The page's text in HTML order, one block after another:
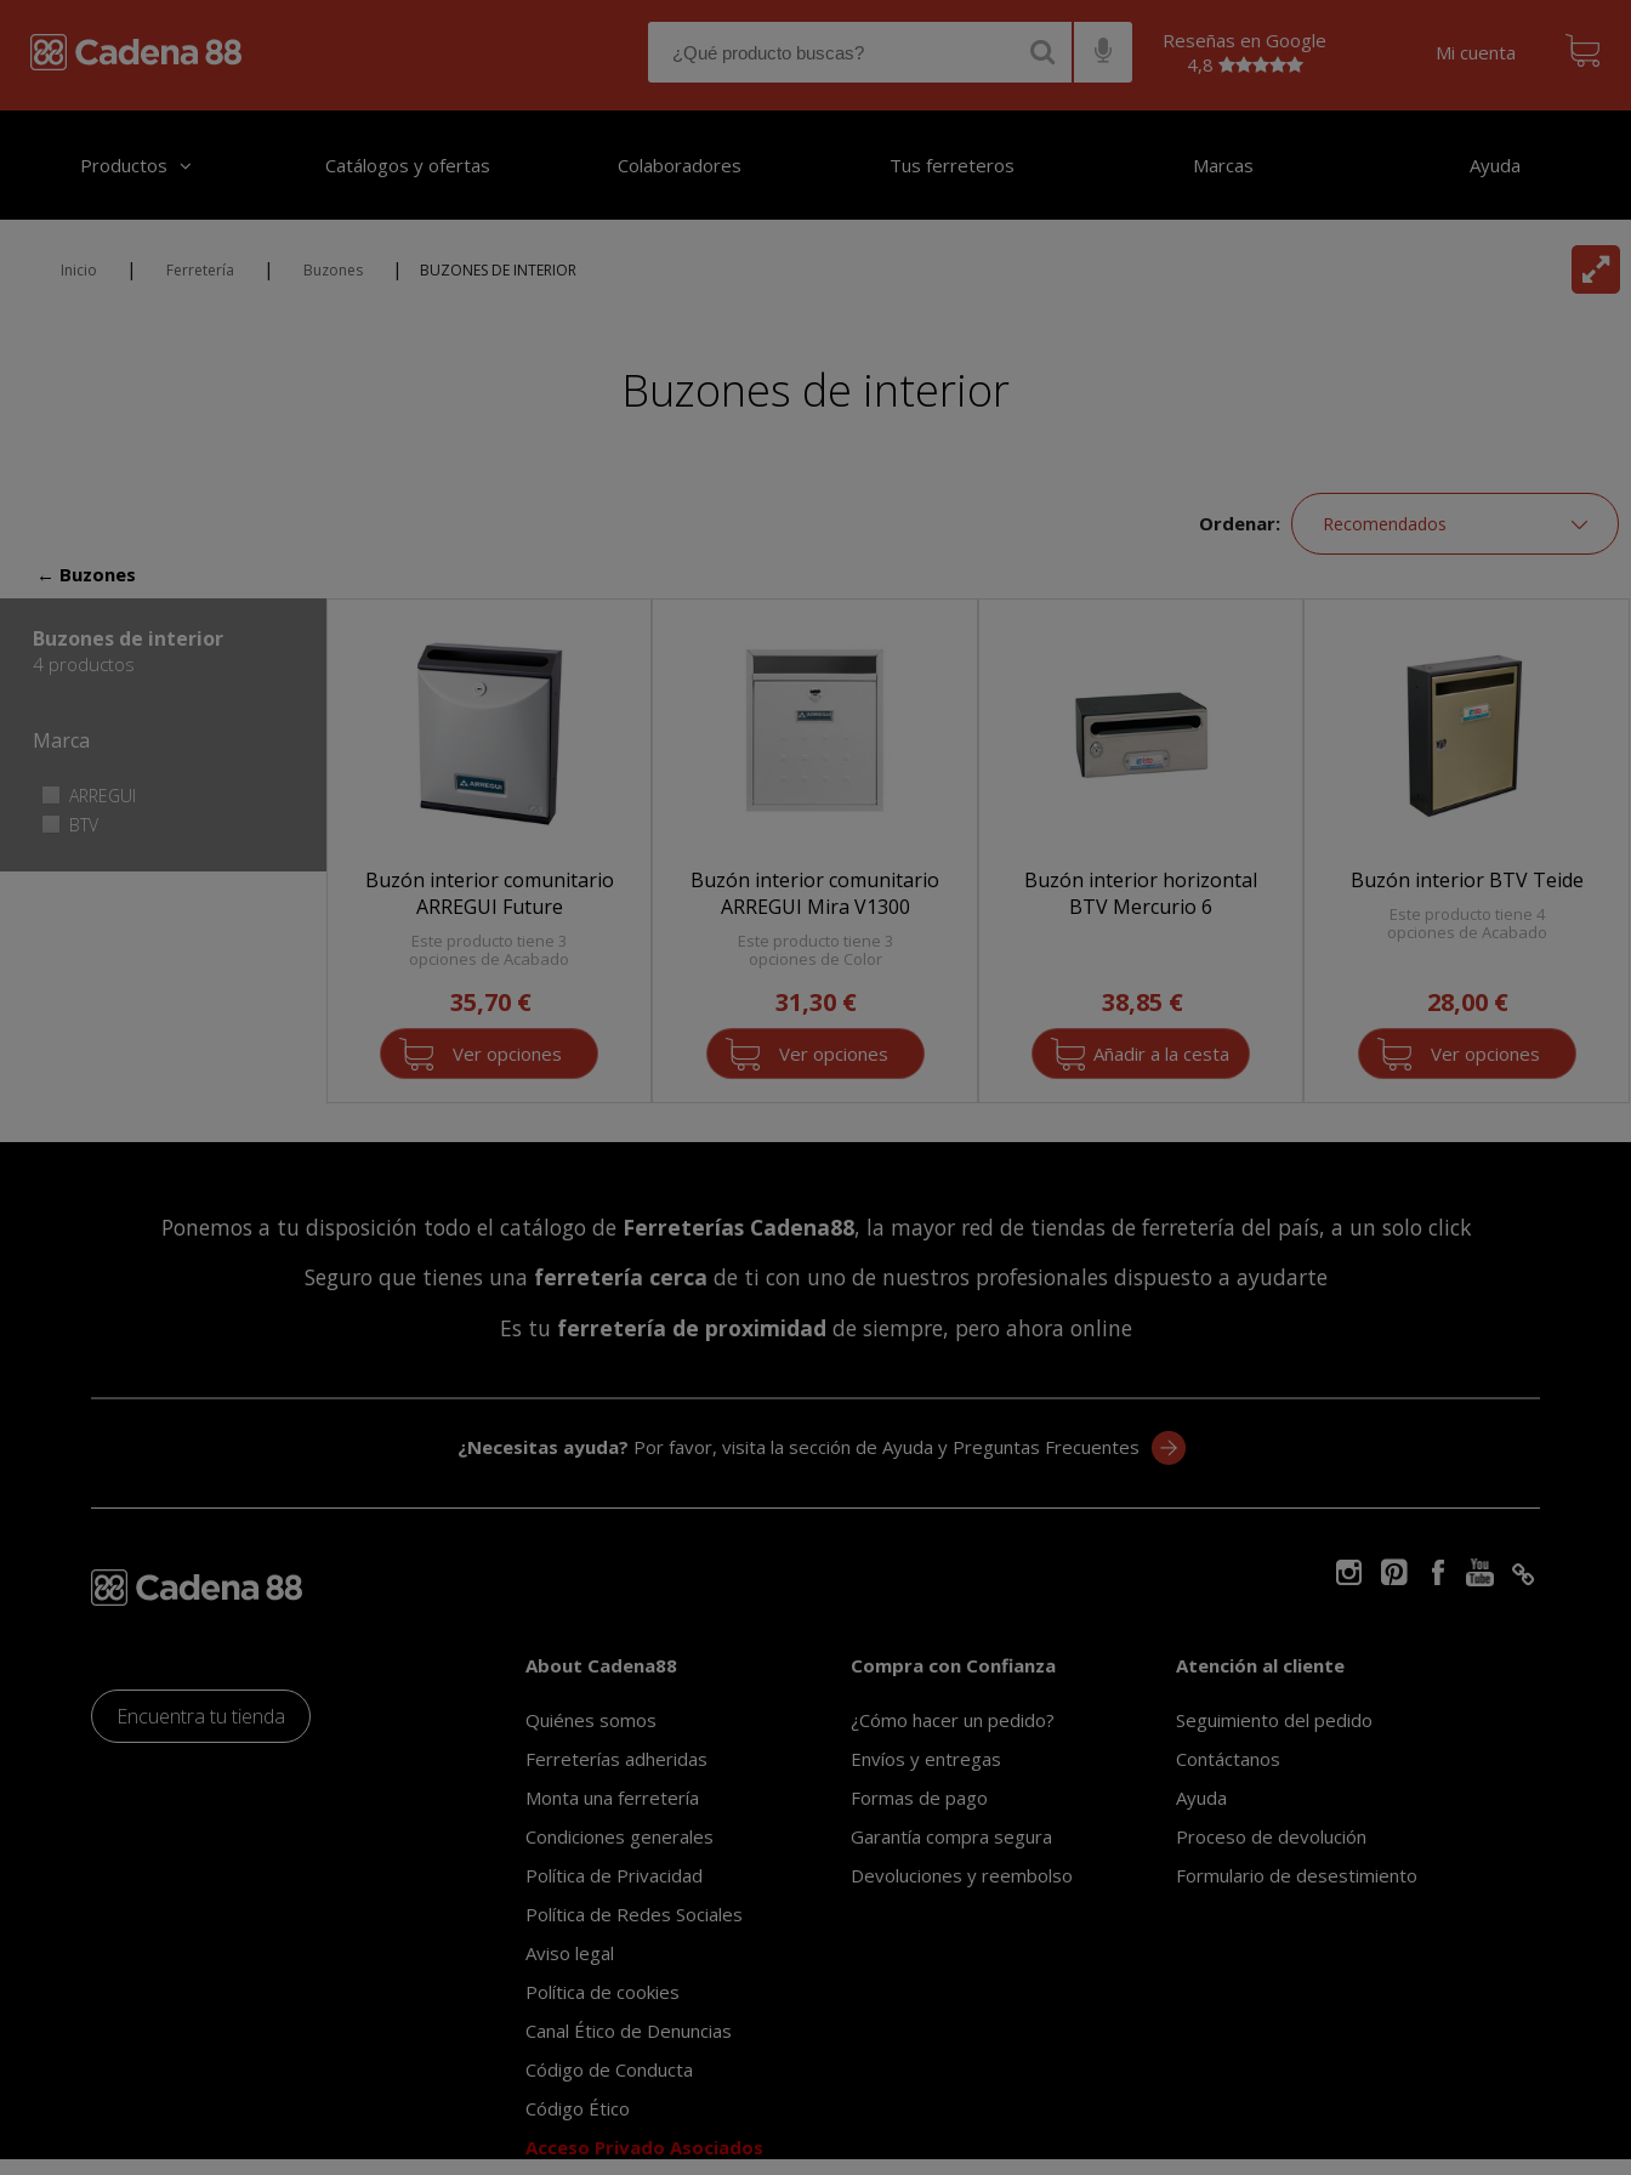
Reseñas en Google
4,8
Mi cuenta
Productos Catálogos y ofertas Colaboradores Tus ferreteros Marcas Ayuda
Inicio | Ferretería | Buzones | BUZONES DE INTERIOR
Buzones de interior
Ordenar:
← Buzones
Buzones de interior
4 productos
Marca
Apply ARREGUI filter
ARREGUI
Apply BTV filter
BTVApply
filter
Buzón interior comunitario
ARREGUI Future
Este producto tiene 3
opciones de Acabado
35,70 €
Ver opciones
Buzón interior comunitario
ARREGUI Mira V1300
Este producto tiene 3
opciones de Color
31,30 €
Ver opciones
Buzón interior horizontal
BTV Mercurio 6
38,85 €
Buzón interior BTV Teide
Este producto tiene 4
opciones de Acabado
28,00 €
Ver opciones
Ponemos a tu disposición todo el catálogo de Ferreterías Cadena88, la mayor red de tiendas de ferretería del país, a un solo click
Seguro que tienes una ferretería cerca de ti con uno de nuestros profesionales dispuesto a ayudarte
Es tu ferretería de proximidad de siempre, pero ahora online
¿Necesitas ayuda? Por favor, visita la sección de Ayuda y Preguntas Frecuentes
Encuentra tu tienda
About Cadena88
Quiénes somos
Ferreterías adheridas
Monta una ferretería
Condiciones generales
Política de Privacidad
Política de Redes Sociales
Aviso legal
Política de cookies
Canal Ético de Denuncias
Código de Conducta
Código Ético
Acceso Privado Asociados
Compra con Confianza
¿Cómo hacer un pedido?
Envíos y entregas
Formas de pago
Garantía compra segura
Devoluciones y reembolso
Atención al cliente
Seguimiento del pedido
Contáctanos
Ayuda
Proceso de devolución
Formulario de desestimiento